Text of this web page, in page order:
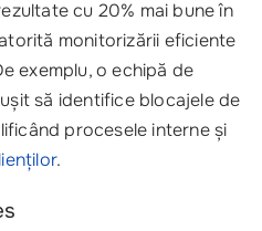
cu 20% mai bune în
monitorizării eficiente
exemplu, o echipă de
să identifice blocajele de
procesele interne și
.